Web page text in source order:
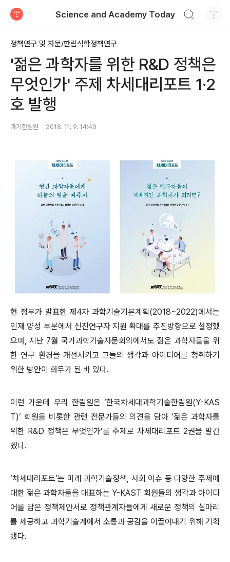
Science and Academy Today
정책연구 및 자문/한림석학정책연구
'젊은 과학자를 위한 R&D 정책은
무엇인가' 주제 차세대리포트 1·2
호 발행
과기한림원 2018. 11. 9. 14:40
현 정부가 발표한 제4차 과학기술기본계획(2018~2022)에서는
인재 양성 부분에서 신진연구자 지원 확대를 추진방향으로 설정했
으며, 지난 7월 국가과학기술자문회의에서도 젊은 과학자들을 위
한 연구 환경을 개선시키고 그들의 생각과 아이디어를 청취하기
위한 방안이 화두가 된 바 있다.
이런 가운데 우리 한림원은 ‘한국차세대과학기술한림원(Y-KAS
T)’ 회원을 비롯한 관련 전문가들의 의견을 담아 ‘젊은 과학자를
위한 R&D 정책은 무엇인가’를 주제로 차세대리포트 2권을 발간
했다.
‘차세대리포트’는 미래 과학기술정책, 사회 이슈 등 다양한 주제에
대한 젊은 과학자들을 대표하는 Y-KAST 회원들의 생각과 아이디
어를 담은 정책제안서로 정책관계자들에게 새로운 정책의 실마리
를 제공하고 과학기술계에서 소통과 공감을 이끌어내기 위해 기획
됐다.